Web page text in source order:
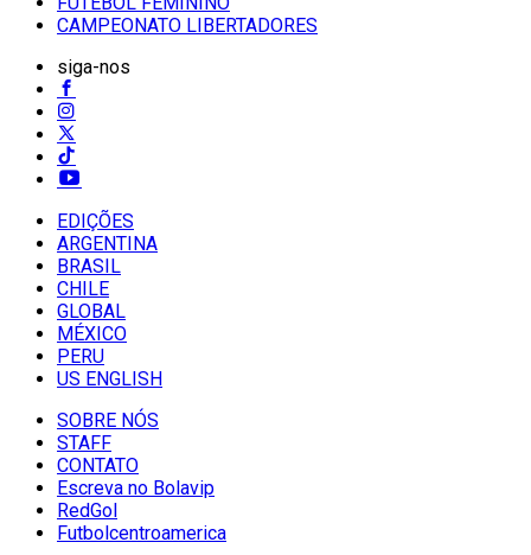
CAMPEONATO LIBERTADORES
siga-nos
EDIÇÕES
ARGENTINA
BRASIL
CHILE
GLOBAL
MÉXICO
PERU
US ENGLISH
SOBRE NÓS
STAFF
CONTATO
Escreva no Bolavip
RedGol
Futbolcentroamerica